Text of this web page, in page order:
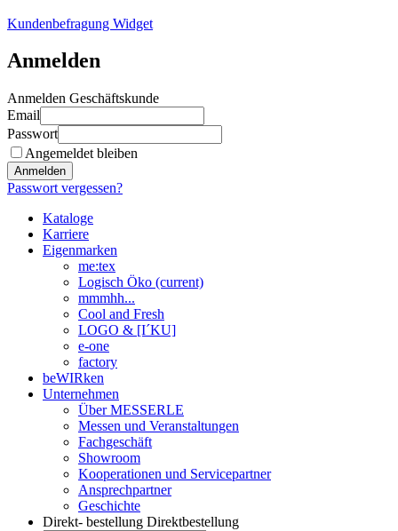
Kundenbefragung Widget
Anmelden
Anmelden Geschäftskunde
Email
Passwort
Angemeldet bleiben
Anmelden
Passwort vergessen?
Kataloge
Karriere
Eigenmarken
me:tex
Logisch Öko (current)
mmmhh...
Cool and Fresh
LOGO & [I´KU]
e-one
factory
beWIRken
Unternehmen
Über MESSERLE
Messen und Veranstaltungen
Fachgeschäft
Showroom
Kooperationen und Servicepartner
Ansprechpartner
Geschichte
Direkt- bestellung Direktbestellung